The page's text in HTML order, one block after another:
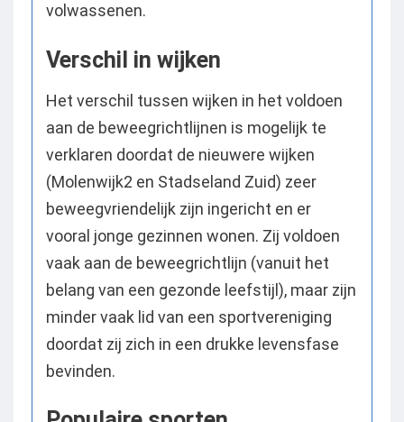
volwassenen.
Verschil in wijken
Het verschil tussen wijken in het voldoen
aan de beweegrichtlijnen is mogelijk te
verklaren doordat de nieuwere wijken
(Molenwijk2 en Stadseland Zuid) zeer
beweegvriendelijk zijn ingericht en er
vooral jonge gezinnen wonen. Zij voldoen
vaak aan de beweegrichtlijn (vanuit het
belang van een gezonde leefstijl), maar zijn
minder vaak lid van een sportvereniging
doordat zij zich in een drukke levensfase
bevinden.